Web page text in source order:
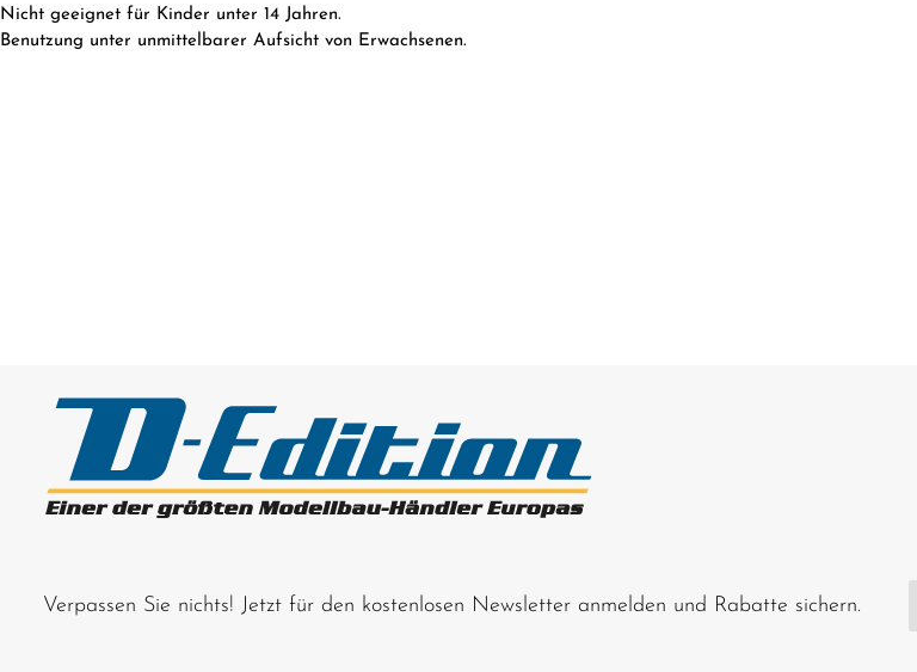
Nicht geeignet für Kinder unter 14 Jahren.
Benutzung unter unmittelbarer Aufsicht von Erwachsenen.
Verpassen Sie nichts! Jetzt für den kostenlosen Newsletter anmelden und Rabatte sichern.